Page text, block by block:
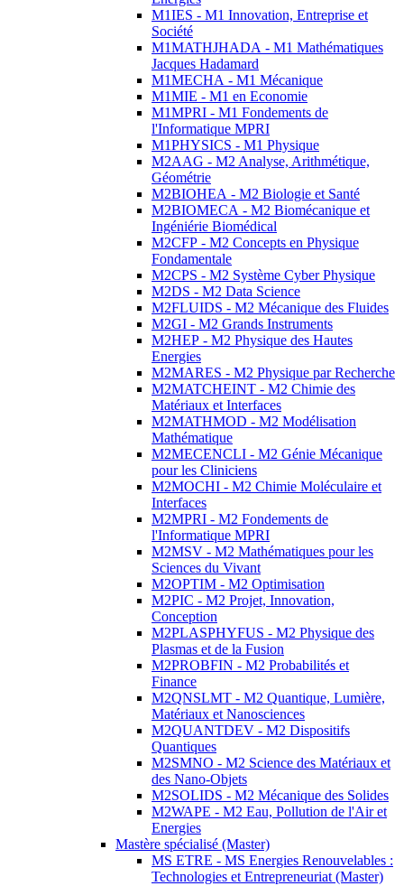
M1IES - M1 Innovation, Entreprise et
Société
M1MATHJHADA - M1 Mathématiques
Jacques Hadamard
M1MECHA - M1 Mécanique
M1MIE - M1 en Economie
M1MPRI - M1 Fondements de
l'Informatique MPRI
M1PHYSICS - M1 Physique
M2AAG - M2 Analyse, Arithmétique,
Géométrie
M2BIOHEA - M2 Biologie et Santé
M2BIOMECA - M2 Biomécanique et
Ingéniérie Biomédical
M2CFP - M2 Concepts en Physique
Fondamentale
M2CPS - M2 Système Cyber Physique
M2DS - M2 Data Science
M2FLUIDS - M2 Mécanique des Fluides
M2GI - M2 Grands Instruments
M2HEP - M2 Physique des Hautes
Energies
M2MARES - M2 Physique par Recherche
M2MATCHEINT - M2 Chimie des
Matériaux et Interfaces
M2MATHMOD - M2 Modélisation
Mathématique
M2MECENCLI - M2 Génie Mécanique
pour les Cliniciens
M2MOCHI - M2 Chimie Moléculaire et
Interfaces
M2MPRI - M2 Fondements de
l'Informatique MPRI
M2MSV - M2 Mathématiques pour les
Sciences du Vivant
M2OPTIM - M2 Optimisation
M2PIC - M2 Projet, Innovation,
Conception
M2PLASPHYFUS - M2 Physique des
Plasmas et de la Fusion
M2PROBFIN - M2 Probabilités et
Finance
M2QNSLMT - M2 Quantique, Lumière,
Matériaux et Nanosciences
M2QUANTDEV - M2 Dispositifs
Quantiques
M2SMNO - M2 Science des Matériaux et
des Nano-Objets
M2SOLIDS - M2 Mécanique des Solides
M2WAPE - M2 Eau, Pollution de l'Air et
Energies
Mastère spécialisé (Master)
MS ETRE - MS Energies Renouvelables :
Technologies et Entrepreneuriat (Master)